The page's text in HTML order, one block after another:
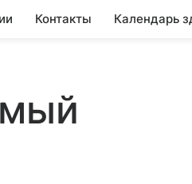
Контакты Календарь